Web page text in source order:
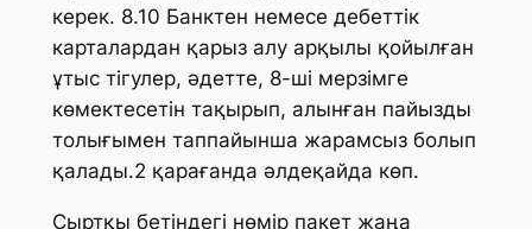
керек. 8.10 Банктен немесе дебеттік
карталардан қарыз алу арқылы қойылған
ұтыс тігулер, әдетте, 8-ші мерзімге
көмектесетін тақырып, алынған пайызды
толығымен таппайынша жарамсыз болып
қалады.2 қарағанда әлдеқайда көп.
Сыртқы бетіндегі нөмір пакет жаңа